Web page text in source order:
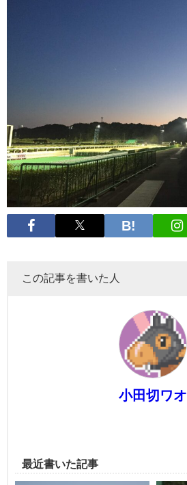
この記事を書いた人
小田切ワオ
最近書いた記事